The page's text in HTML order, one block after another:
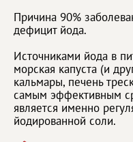
Причина 90%
дефицит йода.
Источниками йода в
морская капуста (и
кальмары, печень
самым эффективным
является именно
йодированной соли.